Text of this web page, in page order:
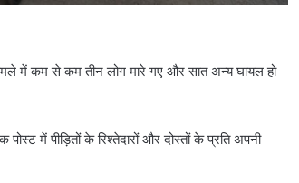
हमले में कम से कम तीन लोग मारे गए और सात अन्य घायल हो
में पीड़ितों के रिश्तेदारों और दोस्तों के प्रति अपनी